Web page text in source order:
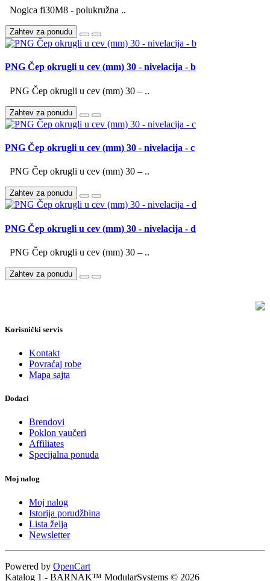
Nogica fi30M8 - polukružna ..
Zahtev za ponudu
PNG Čep okrugli u cev (mm) 30 - nivelacija - b
PNG Čep okrugli u cev (mm) 30 – ..
Zahtev za ponudu
PNG Čep okrugli u cev (mm) 30 - nivelacija - c
PNG Čep okrugli u cev (mm) 30 – ..
Zahtev za ponudu
PNG Čep okrugli u cev (mm) 30 - nivelacija - d
PNG Čep okrugli u cev (mm) 30 – ..
Zahtev za ponudu
Korisnički servis
Kontakt
Povraćaj robe
Mapa sajta
Dodaci
Brendovi
Poklon vaučeri
Affiliates
Specijalna ponuda
Moj nalog
Moj nalog
Istorija porudžbina
Lista želja
Newsletter
Powered by OpenCart
Katalog 1 - BARNAK™ ModularSystems © 2026